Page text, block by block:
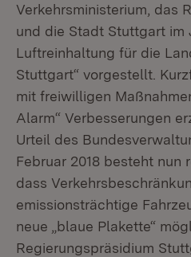
Verkehrsministerium, das
und die Stadt Stuttgart im
Luftreinhaltung für die
Stuttgart“ vorgestellt.
mit freiwilligen
Alarm“ Verbesserungen
Urteil des
Februar 2018 besteht nun
dass
emissionsträchtige
neue „blaue Plakette“
Regierungspräsidium